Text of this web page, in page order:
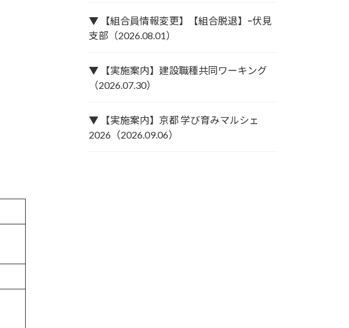
▼ 【組合員情報変更】【組合脱退】ｰ伏見
支部（2026.08.01）
▼ 【実施案内】建設職種共同ワーキング
（2026.07.30）
▼ 【実施案内】京都 学び育みマルシェ
2026（2026.09.06）